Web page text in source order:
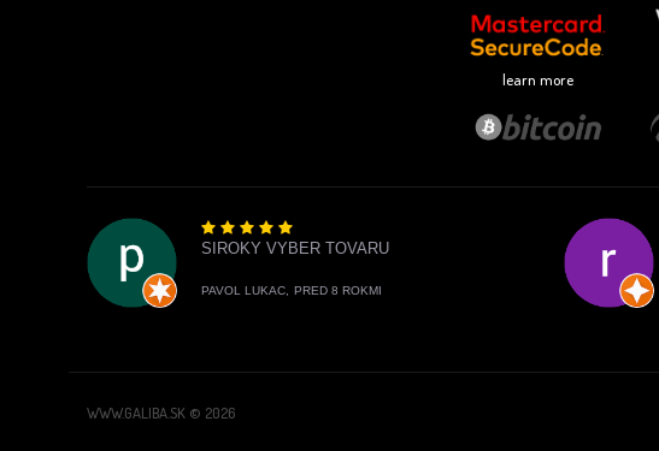
learn more
SIROKY VYBER TOVARU
PAVOL LUKAC, PRED 8 ROKMI
WWW.GALIBA.SK © 2026